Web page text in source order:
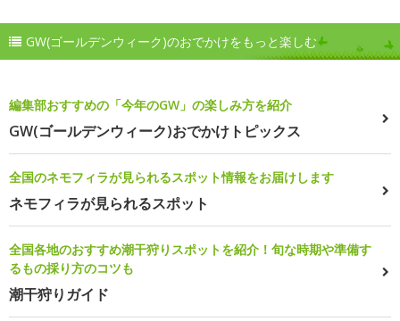
GW(ゴールデンウィーク)のおでかけをもっと楽しむ
編集部おすすめの「今年のGW」の楽しみ方を紹介
GW(ゴールデンウィーク)おでかけトピックス
全国のネモフィラが見られるスポット情報をお届けします
ネモフィラが見られるスポット
全国各地のおすすめ潮干狩りスポットを紹介！旬な時期や準備す
るもの採り方のコツも
潮干狩りガイド